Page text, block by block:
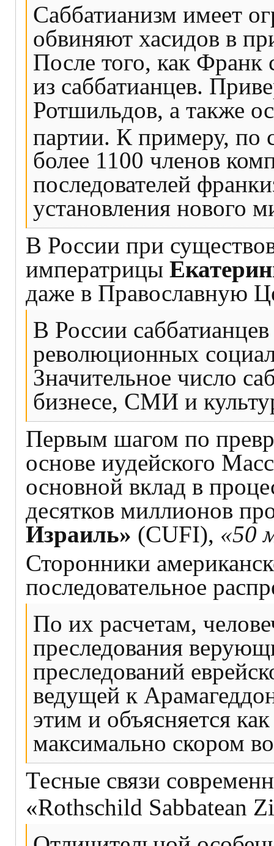
Саббатианизм имеет
обвиняют хасидов в
После того, как Франк
из саббатианцев.
Ротшильдов, а также
партии. К примеру, по
более 1100 членов
последователей
установления нового
В России при
императрицы
даже в Православную
В России
революционных
Значительное число
бизнесе, СМИ и
Первым шагом по
основе иудейского
основной вклад в
десятков миллионов
Израиль» (CUFI), «50
Сторонники
последовательное
По их расчетам,
преследования
преследований
ведущей к
этим и объясняется
максимально скором
Тесные связи
«Rothschild Sabbatean